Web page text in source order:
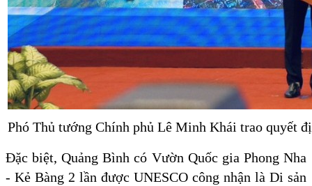
Phó Thủ tướng Chính phủ Lê Minh Khái trao quyết
Đặc biệt, Quảng Bình có Vườn Quốc gia Phong Nha
- Kẻ Bàng 2 lần được UNESCO công nhận là Di sản